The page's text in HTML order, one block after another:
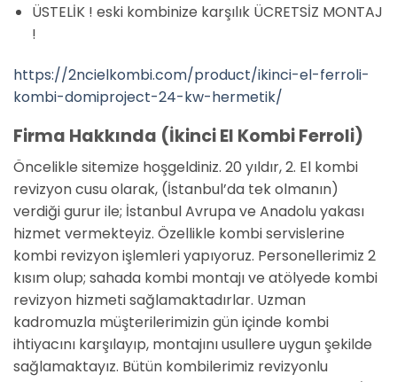
ÜSTELİK ! eski kombinize karşılık ÜCRETSİZ MONTAJ
!
https://2ncielkombi.com/product/ikinci-el-ferroli-
kombi-domiproject-24-kw-hermetik/
Firma Hakkında (İkinci El Kombi Ferroli)
Öncelikle sitemize hoşgeldiniz. 20 yıldır, 2. El kombi
revizyon cusu olarak, (İstanbul’da tek olmanın)
verdiği gurur ile; İstanbul Avrupa ve Anadolu yakası
hizmet vermekteyiz. Özellikle kombi servislerine
kombi revizyon işlemleri yapıyoruz. Personellerimiz 2
kısım olup; sahada kombi montajı ve atölyede kombi
revizyon hizmeti sağlamaktadırlar. Uzman
kadromuzla müşterilerimizin gün içinde kombi
ihtiyacını karşılayıp, montajını usullere uygun şekilde
sağlamaktayız. Bütün kombilerimiz revizyonlu